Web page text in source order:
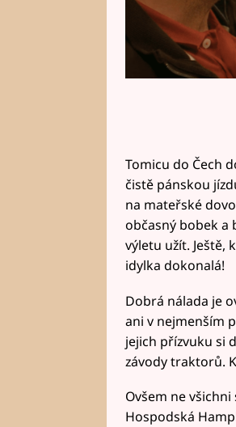
Tomicu do Čech
čistě pánskou
na mateřské
občasný bobek a
výletu užít. Ještě,
idylka dokonalá!
Dobrá nálada je
ani v nejmenším
jejich přízvuku si
závody traktorů.
Ovšem ne
Hospodská